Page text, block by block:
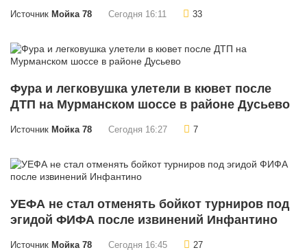
Источник Мойка 78 Сегодня 16:11 33
Фура и легковушка улетели в кювет после
ДТП на Мурманском шоссе в районе Дусьево
Источник Мойка 78 Сегодня 16:27 7
УЕФА не стал отменять бойкот турниров под
эгидой ФИФА после извинений Инфантино
Источник Мойка 78 Сегодня 16:45 27